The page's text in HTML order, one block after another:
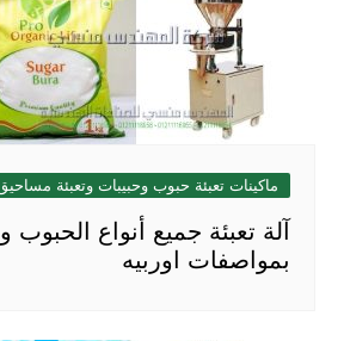
ماكينات تعبئة حبوب وحبيبات وتعبئة
آلة تعبئة جميع أنواع
بمواصفات اوربيه